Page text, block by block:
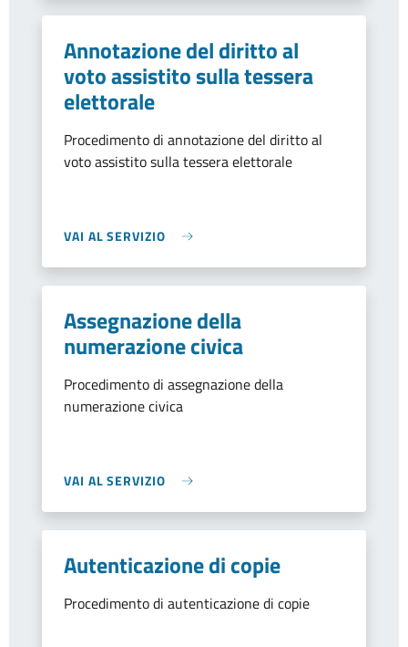
Annotazione del diritto al
voto assistito sulla tessera
elettorale
Procedimento di annotazione del diritto al
voto assistito sulla tessera elettorale
VAI AL SERVIZIO
Assegnazione della
numerazione civica
Procedimento di assegnazione della
numerazione civica
VAI AL SERVIZIO
Autenticazione di copie
Procedimento di autenticazione di copie